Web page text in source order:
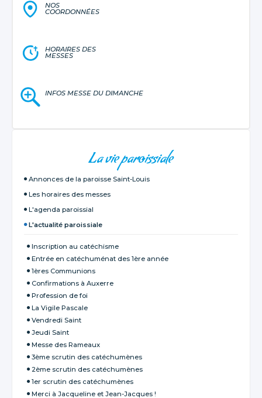
NOS
COORDONNÉES
HORAIRES DES
MESSES
INFOS MESSE DU DIMANCHE
La vie paroissiale
Annonces de la paroisse Saint-Louis
Les horaires des messes
L'agenda paroissial
L'actualité paroissiale
Inscription au catéchisme
Entrée en catéchuménat des 1ère année
1ères Communions
Confirmations à Auxerre
Profession de foi
La Vigile Pascale
Vendredi Saint
Jeudi Saint
Messe des Rameaux
3ème scrutin des catéchumènes
2ème scrutin des catéchumènes
1er scrutin des catéchumènes
Merci à Jacqueline et Jean-Jacques !